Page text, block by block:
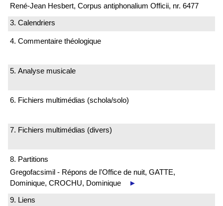
René-Jean Hesbert, Corpus antiphonalium Officii, nr. 6477
3. Calendriers
4. Commentaire théologique
5. Analyse musicale
6. Fichiers multimédias (schola/solo)
7. Fichiers multimédias (divers)
8. Partitions
Gregofacsimil - Répons de l'Office de nuit, GATTE,
Dominique, CROCHU, Dominique
►
9. Liens